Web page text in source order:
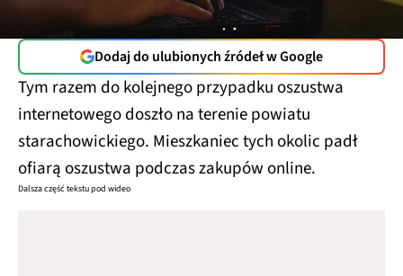
Dodaj do ulubionych źródeł w Google
Tym razem do kolejnego przypadku oszustwa
internetowego doszło na terenie powiatu
starachowickiego. Mieszkaniec tych okolic padł
ofiarą oszustwa podczas zakupów online.
Dalsza część tekstu pod wideo